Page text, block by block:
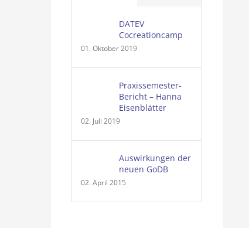
DATEV
Cocreationcamp
01. Oktober 2019
Praxissemester-
Bericht – Hanna
Eisenblätter
02. Juli 2019
Auswirkungen der
neuen GoDB
02. April 2015